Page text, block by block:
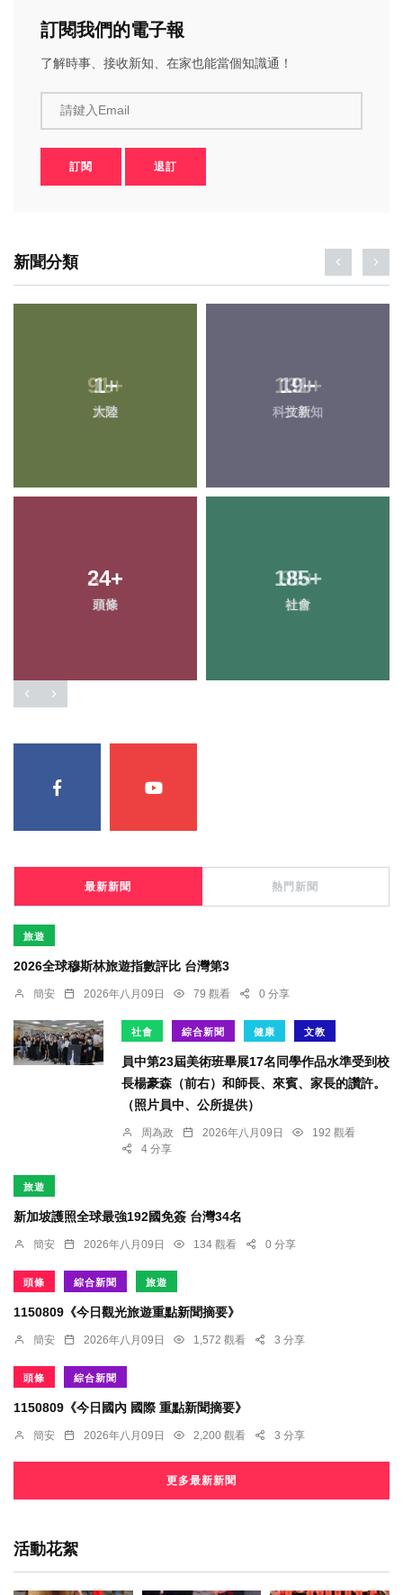
訂閱我們的電子報
了解時事、接收新知、在家也能當個知識通！
請鍵入Email
訂閱 退訂
新聞分類
1+
大陸
19+
科技新知
24+
頭條
185+
社會
最新新聞 熱門新聞
旅遊
2026全球穆斯林旅遊指數評比 台灣第3
簡安 2026年八月09日 79 觀看 0 分享
社會 綜合新聞 健康 文教
員中第23屆美術班畢展17名同學作品水準受到校
長楊豪森（前右）和師長、來賓、家長的讚許。
（照片員中、公所提供）
周為政 2026年八月09日
192 觀看
4 分享
旅遊
新加坡護照全球最強192國免簽 台灣34名
簡安 2026年八月09日 134 觀看 0 分享
頭條 綜合新聞 旅遊
1150809《今日觀光旅遊重點新聞摘要》
簡安 2026年八月09日 1,572 觀看 3 分享
頭條 綜合新聞
1150809《今日國內 國際 重點新聞摘要》
簡安 2026年八月09日 2,200 觀看 3 分享
更多最新新聞
活動花絮